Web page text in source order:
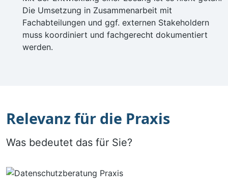
Die Umsetzung in Zusammenarbeit mit
Fachabteilungen und ggf. externen Stakeholdern
muss koordiniert und fachgerecht dokumentiert
werden.
Relevanz für die Praxis
Was bedeutet das für Sie?